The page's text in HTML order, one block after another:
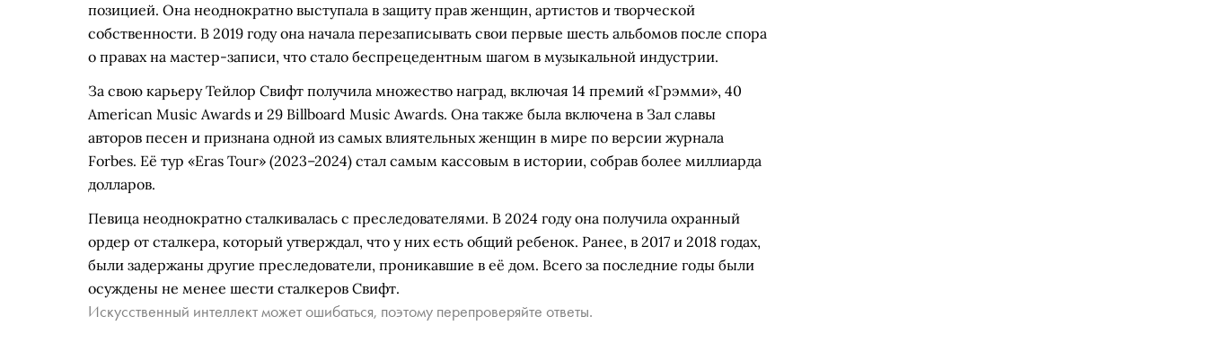
позицией. Она неоднократно выступала в защиту прав женщин, артистов и творческой
собственности. В 2019 году она начала перезаписывать свои первые шесть альбомов после спора
о правах на мастер-записи, что стало беспрецедентным шагом в музыкальной индустрии.
За свою карьеру Тейлор Свифт получила множество наград, включая 14 премий «Грэмми», 40
American Music Awards и 29 Billboard Music Awards. Она также была включена в Зал славы
авторов песен и признана одной из самых влиятельных женщин в мире по версии журнала
Forbes. Её тур «Eras Tour» (2023–2024) стал самым кассовым в истории, собрав более миллиарда
долларов.
Певица неоднократно сталкивалась с преследователями. В 2024 году она получила охранный
ордер от сталкера, который утверждал, что у них есть общий ребенок. Ранее, в 2017 и 2018 годах,
были задержаны другие преследователи, проникавшие в её дом. Всего за последние годы были
осуждены не менее шести сталкеров Свифт.
Искусственный интеллект может ошибаться, поэтому перепроверяйте ответы.